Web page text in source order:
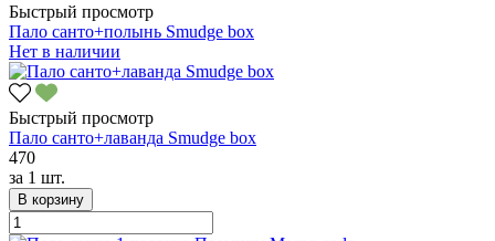
Быстрый просмотр
Пало санто+полынь Smudge box
Нет в наличии
Быстрый просмотр
Пало санто+лаванда Smudge box
470
за 1 шт.
В корзину